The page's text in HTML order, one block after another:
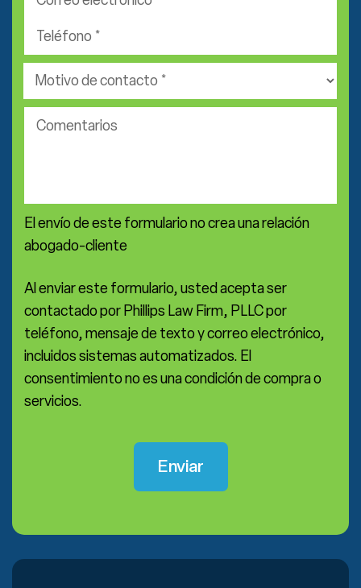
Teléfono
Área
de
práctica
Comentarios
El envío de este formulario no crea una relación
abogado-cliente
Al enviar este formulario, usted acepta ser
contactado por Phillips Law Firm, PLLC por
teléfono, mensaje de texto y correo electrónico,
incluidos sistemas automatizados. El
consentimiento no es una condición de compra o
servicios.